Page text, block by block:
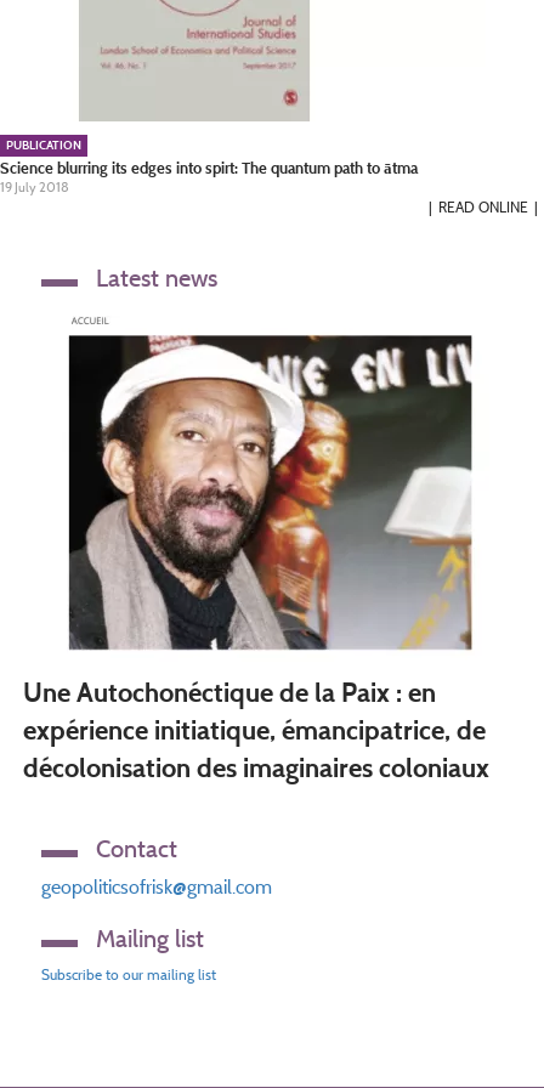
PUBLICATION
Science blurring its edges into spirt: The quantum path to ātma
19 July 2018
READ ONLINE
Latest news
Une Autochonéctique de la Paix : en
expérience initiatique, émancipatrice, de
décolonisation des imaginaires coloniaux
Contact
geopoliticsofrisk@gmail.com
Mailing list
Subscribe to our mailing list